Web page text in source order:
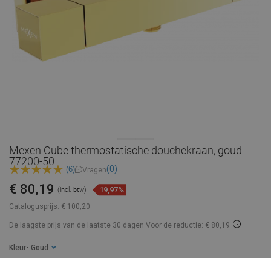
Mexen Cube thermostatische douchekraan, goud -
77200-50
(6) Vragen(0)
Catalogusprijs: € 100,20
€ 80,19 (incl. btw) 19,97%
De laagste prijs van de laatste 30 dagen Voor de reductie: € 80,19
Kleur - Goud